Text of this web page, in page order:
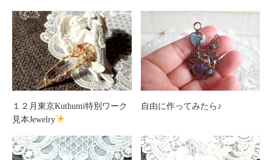
１２月東京Kuthumi特別ワーク
見本Jewelry
自由に作ってみたら♪